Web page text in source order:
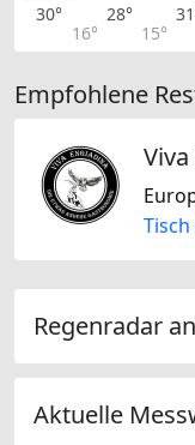
30°
16°
28°
15°
Empfohlene
Regenradar
Aktuelle